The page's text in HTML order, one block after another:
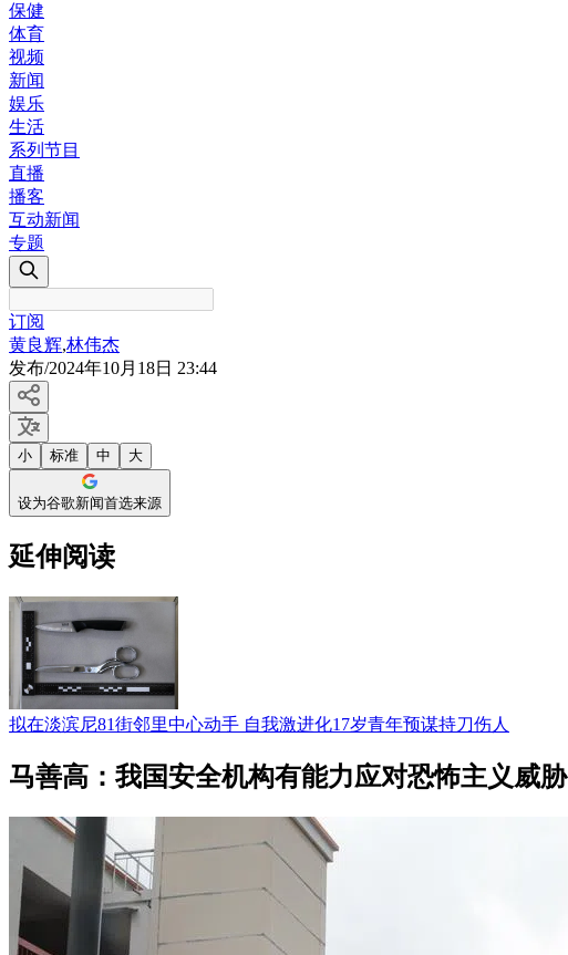
保健
体育
视频
新闻
娱乐
生活
系列节目
直播
播客
互动新闻
专题
订阅
黄良辉,林伟杰
发布/2024年10月18日 23:44
小 标准 中 大
设为谷歌新闻首选来源
延伸阅读
拟在淡滨尼81街邻里中心动手 自我激进化17岁青年预谋持刀伤人
马善高：我国安全机构有能力应对恐怖主义威胁